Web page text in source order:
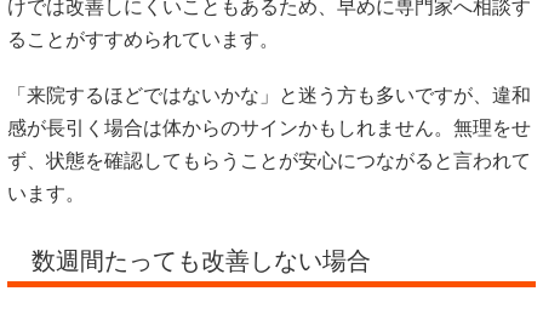
けでは改善しにくいこともあるため、早めに専門家へ相談す
ることがすすめられています。
「来院するほどではないかな」と迷う方も多いですが、違和
感が長引く場合は体からのサインかもしれません。無理をせ
ず、状態を確認してもらうことが安心につながると言われて
います。
数週間たっても改善しない場合